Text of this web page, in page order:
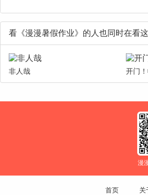
看《漫漫暑假作业》的人也同时在看
非人哉 开门
漫
首页 关